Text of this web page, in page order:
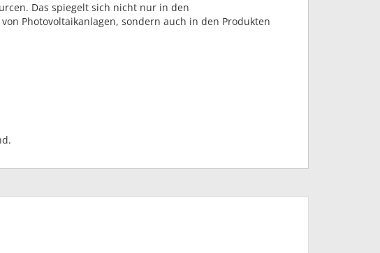
Das spiegelt sich nicht nur in den
Photovoltaikanlagen, sondern auch in den Produkten